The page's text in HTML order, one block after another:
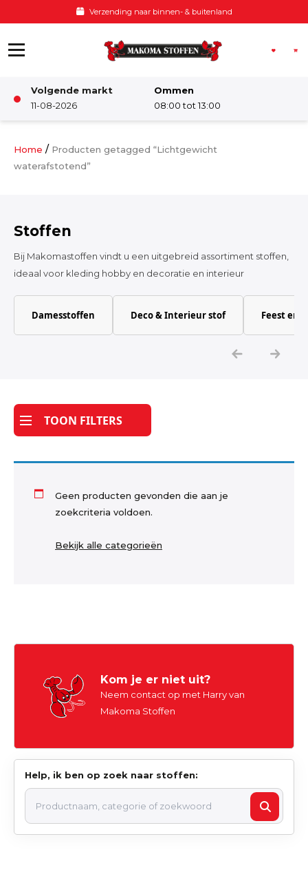
Verzending naar binnen- & buitenland
Volgende markt
11-08-2026
Ommen
08:00 tot 13:00
Damesstoffen
Kinderkamer
Katoen
Tijdpakker stof
Home / Producten getagged “Lichtgewicht
waterafstotend”
Stoffen
Bij Makomastoffen vindt u een uitgebreid assortiment stoffen,
ideaal voor kleding hobby en decoratie en interieur
Damesstoffen Deco & Interieur stof Feest en
TOON FILTERS
Geen producten gevonden die aan je
zoekcriteria voldoen.
Bekijk alle categorieën
Kom je er niet uit?
Neem contact op met Harry van
Makoma Stoffen
Help, ik ben op zoek naar stoffen: